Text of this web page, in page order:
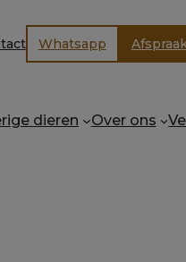
Whatsapp
dieren Over ons